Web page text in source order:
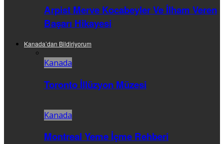
Arpist Merve Kocabeyler Ve İlham Veren
Başarı Hikayesi
Kanada’dan Bildiriyorum
Kanada
Toronto İllüzyon Müzesi
Kanada
Montreal Yeme İçme Rehberi